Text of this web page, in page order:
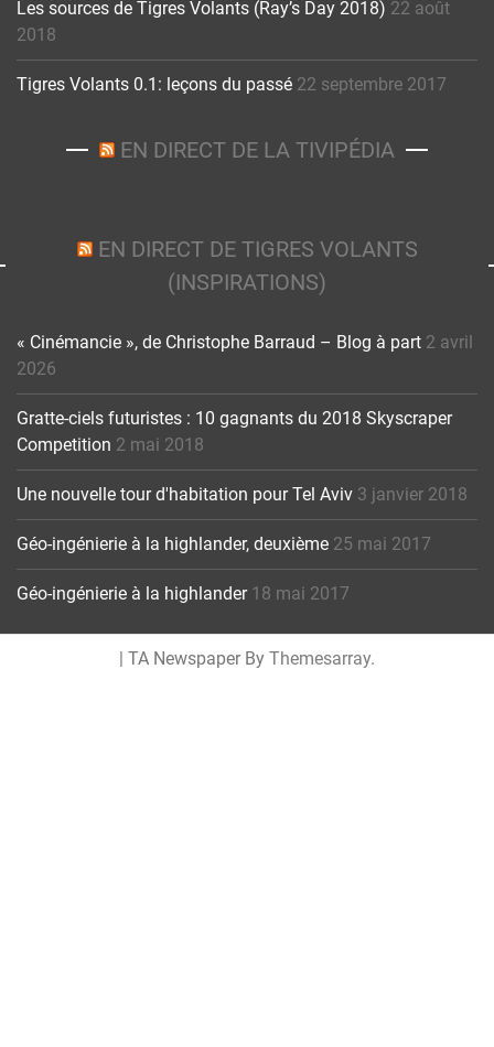
Les sources de Tigres Volants (Ray’s Day 2018) 22 août
2018
Tigres Volants 0.1: leçons du passé 22 septembre 2017
EN DIRECT DE LA TIVIPÉDIA
EN DIRECT DE TIGRES VOLANTS
(INSPIRATIONS)
« Cinémancie », de Christophe Barraud – Blog à part 2 avril
2026
Gratte-ciels futuristes : 10 gagnants du 2018 Skyscraper
Competition 2 mai 2018
Une nouvelle tour d'habitation pour Tel Aviv 3 janvier 2018
Géo-ingénierie à la highlander, deuxième 25 mai 2017
Géo-ingénierie à la highlander 18 mai 2017
TA Newspaper By Themesarray.